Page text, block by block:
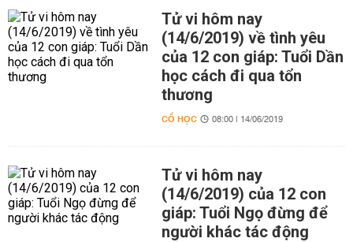
Tử vi hôm nay
(14/6/2019) về tình yêu
của 12 con giáp: Tuổi Dần
học cách đi qua tổn
thương
CỔ HỌC 08:00 | 14/06/2019
Tử vi hôm nay
(14/6/2019) của 12 con
giáp: Tuổi Ngọ đừng để
người khác tác động